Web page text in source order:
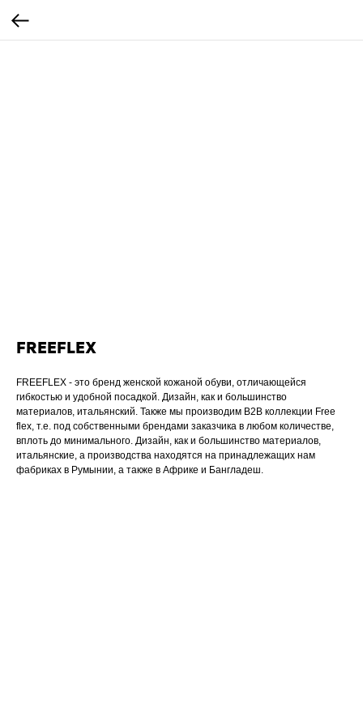
FREEFLEX
FREEFLEX - это бренд женской кожаной обуви, отличающейся
гибкостью и удобной посадкой. Дизайн, как и большинство
материалов, итальянский. Также мы производим B2B коллекции Free
flex, т.е. под собственными брендами заказчика в любом количестве,
вплоть до минимального. Дизайн, как и большинство материалов,
итальянские, а производства находятся на принадлежащих нам
фабриках в Румынии, а также в Африке и Бангладеш.